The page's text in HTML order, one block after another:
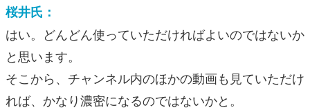
桜井氏：
はい。どんどん使っていただければよいのではないか
と思います。
そこから、チャンネル内のほかの動画も見ていただけ
れば、かなり濃密になるのではないかと。